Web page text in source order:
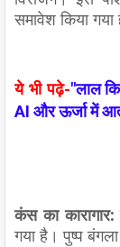
समावेश किया गया
ये भी पढ़े-"लाल
AI और ऊर्जा में
कंस का कारागार:
गया है। पुष्प